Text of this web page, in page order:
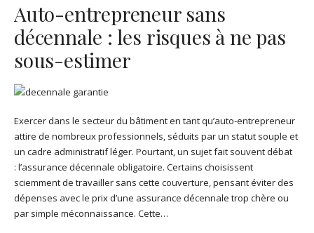
Auto-entrepreneur sans
décennale : les risques à ne pas
sous-estimer
Exercer dans le secteur du bâtiment en tant qu’auto-entrepreneur
attire de nombreux professionnels, séduits par un statut souple et
un cadre administratif léger. Pourtant, un sujet fait souvent débat
: l’assurance décennale obligatoire. Certains choisissent
sciemment de travailler sans cette couverture, pensant éviter des
dépenses avec le prix d’une assurance décennale trop chère ou
par simple méconnaissance. Cette…